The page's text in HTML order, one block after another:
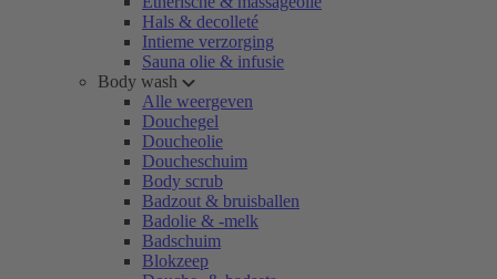
Hals & decolleté
Intieme verzorging
Sauna olie & infusie
Body wash
Alle weergeven
Douchegel
Doucheolie
Doucheschuim
Body scrub
Badzout & bruisballen
Badolie & -melk
Badschuim
Blokzeep